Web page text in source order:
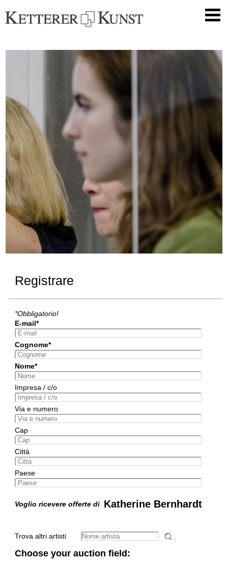
Registrare
*Obbligatorio!
E-mail*
Cognome*
Nome*
Impresa / c/o
Via e numero
Cap
Città
Paese
Voglio ricevere offerte di Katherine Bernhardt
Trova altri artisti
Choose your auction field: